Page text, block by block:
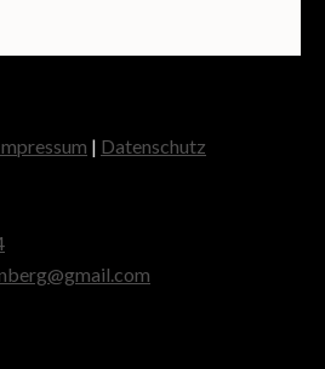
| Datenschutz